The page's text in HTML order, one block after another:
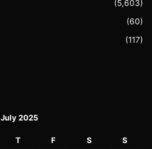
(5,603)
(60)
(117)
July 2025
T F S S